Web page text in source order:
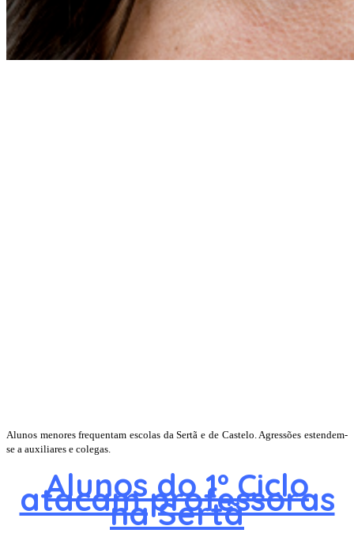
Alunos menores frequentam escolas da Sertã e de Castelo. Agressões estendem-
se a auxiliares e colegas.
Alunos do 1º Ciclo
atacam professoras
na Sertã